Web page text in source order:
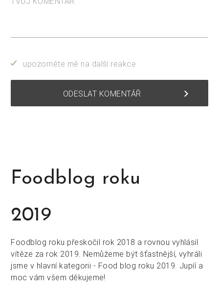
upozorněte mě na další reakce
ODESLAT KOMENTÁŘ keyboard_arrow_right
Foodblog roku
2019
Foodblog roku přeskočil rok 2018 a rovnou vyhlásil
vítěze za rok 2019. Nemůžeme být šťastnější, vyhráli
jsme v hlavní kategorii - Food blog roku 2019. Jupíí a
moc vám všem děkujeme!